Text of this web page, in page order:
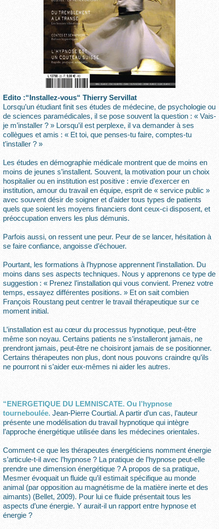
Edito :“Installez-vous“ Thierry Servillat
Lorsqu’un étudiant finit ses études de médecine, de psychologie ou
de sciences paramédicales, il se pose souvent la question : « Vais-
je m’installer ? » Lorsqu’il est perplexe, il va demander à ses
collègues et amis : « Et toi, que penses-tu faire, comptes-tu
t’installer ? »
Les études en démographie médicale montrent que de moins en
moins de jeunes s’installent. Souvent, la motivation pour un choix
hospitalier ou en institution est positive : envie d’exercer en
institution, amour du travail en équipe, esprit de « service public »
avec souvent désir de soigner et d’aider tous types de patients
quels que soient les moyens financiers dont ceux-ci disposent, et
préoccupation envers les plus démunis.
Parfois aussi, on ressent une peur. Peur de se lancer, hésitation à
se faire confiance, angoisse d’échouer.
Pourtant, les formations à l’hypnose apprennent l’installation. Du
moins dans ses aspects techniques. Nous y apprenons ce type de
suggestion : « Prenez l’installation qui vous convient. Prenez votre
temps, essayez différentes positions. » Et on sait combien
François Roustang peut centrer le travail thérapeutique sur ce
moment initial.
L’installation est au cœur du processus hypnotique, peut-être
même son noyau. Certains patients ne s’installeront jamais, ne
prendront jamais, peut-être ne choisiront jamais de se positionner.
Certains thérapeutes non plus, dont nous pouvons craindre qu’ils
ne pourront ni s’aider eux-mêmes ni aider les autres.
“ENERGETIQUE DU LEMNISCATE. Ou l’hypnose
tourneboulée. Jean-Pierre Courtial. A partir d’un cas, l’auteur
présente une modélisation du travail hypnotique qui intègre
l’approche énergétique utilisée dans les médecines orientales.
Comment ce que les thérapeutes énergéticiens nomment énergie
s’articule-t-il avec l’hypnose ? La pratique de l’hypnose peut-elle
prendre une dimension énergétique ? A propos de sa pratique,
Mesmer évoquait un fluide qu’il estimait spécifique au monde
animal (par opposition au magnétisme de la matière inerte et des
aimants) (Bellet, 2009). Pour lui ce fluide présentait tous les
aspects d’une énergie. Y aurait-il un rapport entre hypnose et
énergie ?